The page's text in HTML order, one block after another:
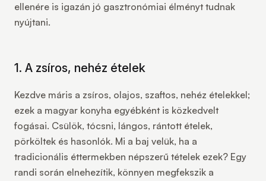
ellenére is igazán jó gasztronómiai élményt tudnak
nyújtani.
1. A zsíros, nehéz ételek
Kezdve máris a zsíros, olajos, szaftos, nehéz ételekkel;
ezek a magyar konyha egyébként is közkedvelt
fogásai. Csülök, tócsni, lángos, rántott ételek,
pörköltek és hasonlók. Mi a baj velük, ha a
tradicionális éttermekben népszerű tételek ezek? Egy
randi során elnehezítik, könnyen megfekszik a